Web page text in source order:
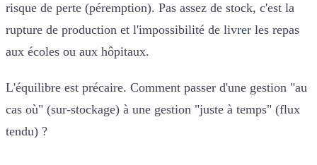
risque de perte (péremption). Pas assez de stock, c'est la
rupture de production et l'impossibilité de livrer les repas
aux écoles ou aux hôpitaux.
L'équilibre est précaire. Comment passer d'une gestion "au
cas où" (sur-stockage) à une gestion "juste à temps" (flux
tendu) ?